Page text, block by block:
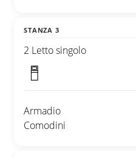
STANZA 3
2 Letto singolo
Armadio
Comodini